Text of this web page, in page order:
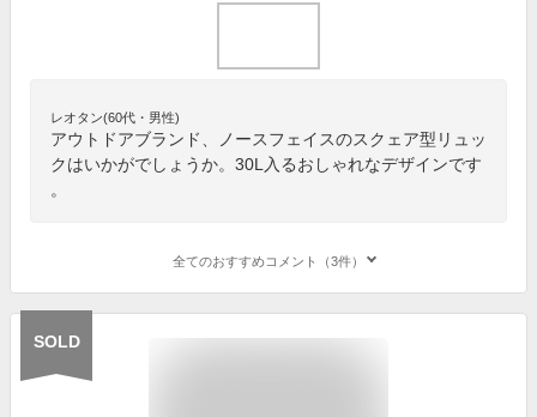
レオタン(60代・男性)
アウトドアブランド、ノースフェイスのスクェア型リュッ
クはいかがでしょうか。30L入るおしゃれなデザインです
。
全てのおすすめコメント（3件）
SOLD